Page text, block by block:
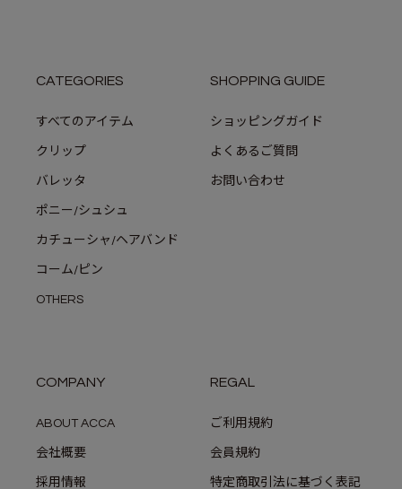
CATEGORIES
すべてのアイテム
クリップ
バレッタ
ポニー/シュシュ
カチューシャ/ヘアバンド
コーム/ピン
OTHERS
SHOPPING GUIDE
ショッピングガイド
よくあるご質問
お問い合わせ
COMPANY
ABOUT ACCA
会社概要
採用情報
REGAL
ご利用規約
会員規約
特定商取引法に基づく表記